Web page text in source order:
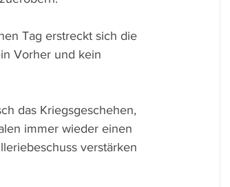
Tag erstreckt sich die
Vorher und kein
das Kriegsgeschehen,
immer wieder einen
verstärken